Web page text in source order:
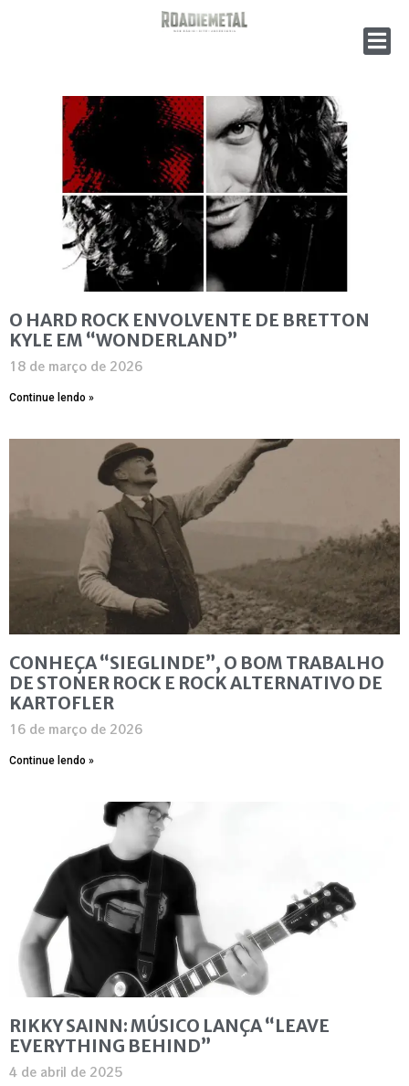
O HARD ROCK ENVOLVENTE DE BRETTON
KYLE EM “WONDERLAND”
18 de março de 2026
Continue lendo »
CONHEÇA “SIEGLINDE”, O BOM TRABALHO
DE STONER ROCK E ROCK ALTERNATIVO DE
KARTOFLER
16 de março de 2026
Continue lendo »
RIKKY SAINN: MÚSICO LANÇA “LEAVE
EVERYTHING BEHIND”
4 de abril de 2025